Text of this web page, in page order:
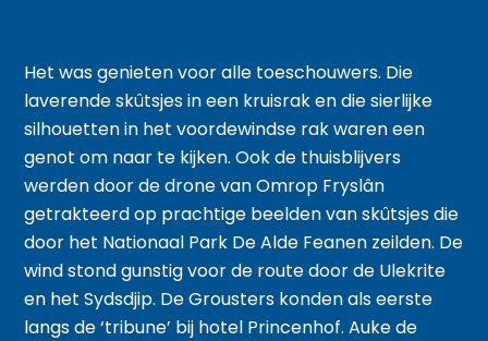
Het was genieten voor alle toeschouwers. Die
laverende skûtsjes in een kruisrak en die sierlijke
silhouetten in het voordewindse rak waren een
genot om naar te kijken. Ook de thuisblijvers
werden door de drone van Omrop Fryslân
getrakteerd op prachtige beelden van skûtsjes die
door het Nationaal Park De Alde Feanen zeilden. De
wind stond gunstig voor de route door de Ulekrite
en het Sydsdjip. De Grousters konden als eerste
langs de ‘tribune’ bij hotel Princenhof. Auke de